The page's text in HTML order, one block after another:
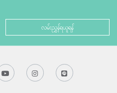
လမ်းညွှန်ရယူရန်